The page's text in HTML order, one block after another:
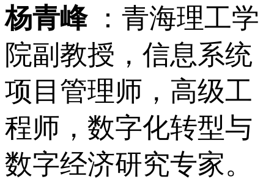
杨青峰：青海理工学
院副教授，信息系统
项目管理师，高级工
程师，数字化转型与
数字经济研究专家。